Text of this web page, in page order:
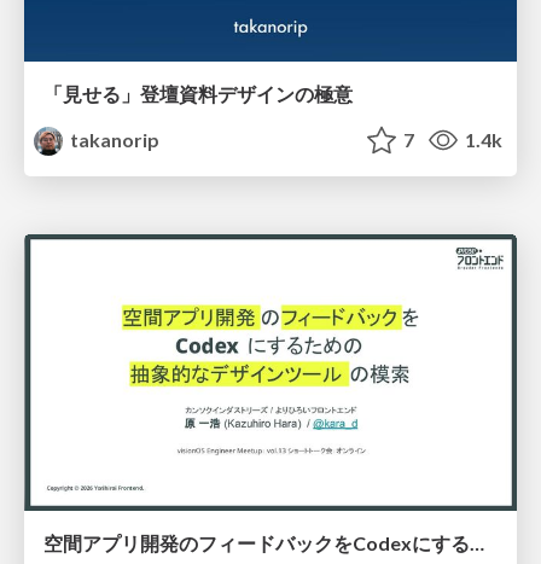
「見せる」登壇資料デザインの極意
takanorip
7 1.4k
空間アプリ開発のフィードバックをCodexにするための抽象的なデザインツールの模索